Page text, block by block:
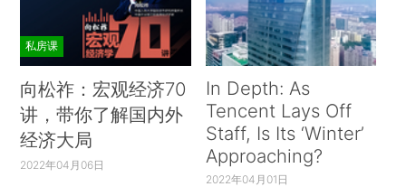
私房课
向松祚：宏观经济70
讲，带你了解国内外
经济大局
2022年04月06日
In Depth: As
Tencent Lays Off
Staff, Is Its ‘Winter’
Approaching?
2022年04月01日